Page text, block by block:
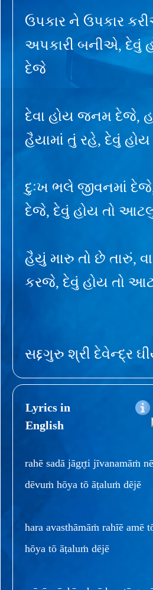
ઉપકાર ને ઉપકાર
અપકારી બનીએ, દેવું
દેજે
દેવા હોય જનમ દેજે,
હૈયામાં તું રહે, દેવું
દુઃખ ભલે જીવનમાં દેજે,
દેજે, દેવું હોય તો
હૈયું મારુ તો છે તારું,
કરજે, દેવું હોય તો
સદ્દગુરુ શ્રી દેવેન્દ્ર
Lyrics in
English
rahē sadā jāgr̥ti jīvanamāṁ
dēvuṁ hōya tō āṭaluṁ dējē
hara avasthāmāṁ rahīē amē
hōya tō āṭaluṁ dējē